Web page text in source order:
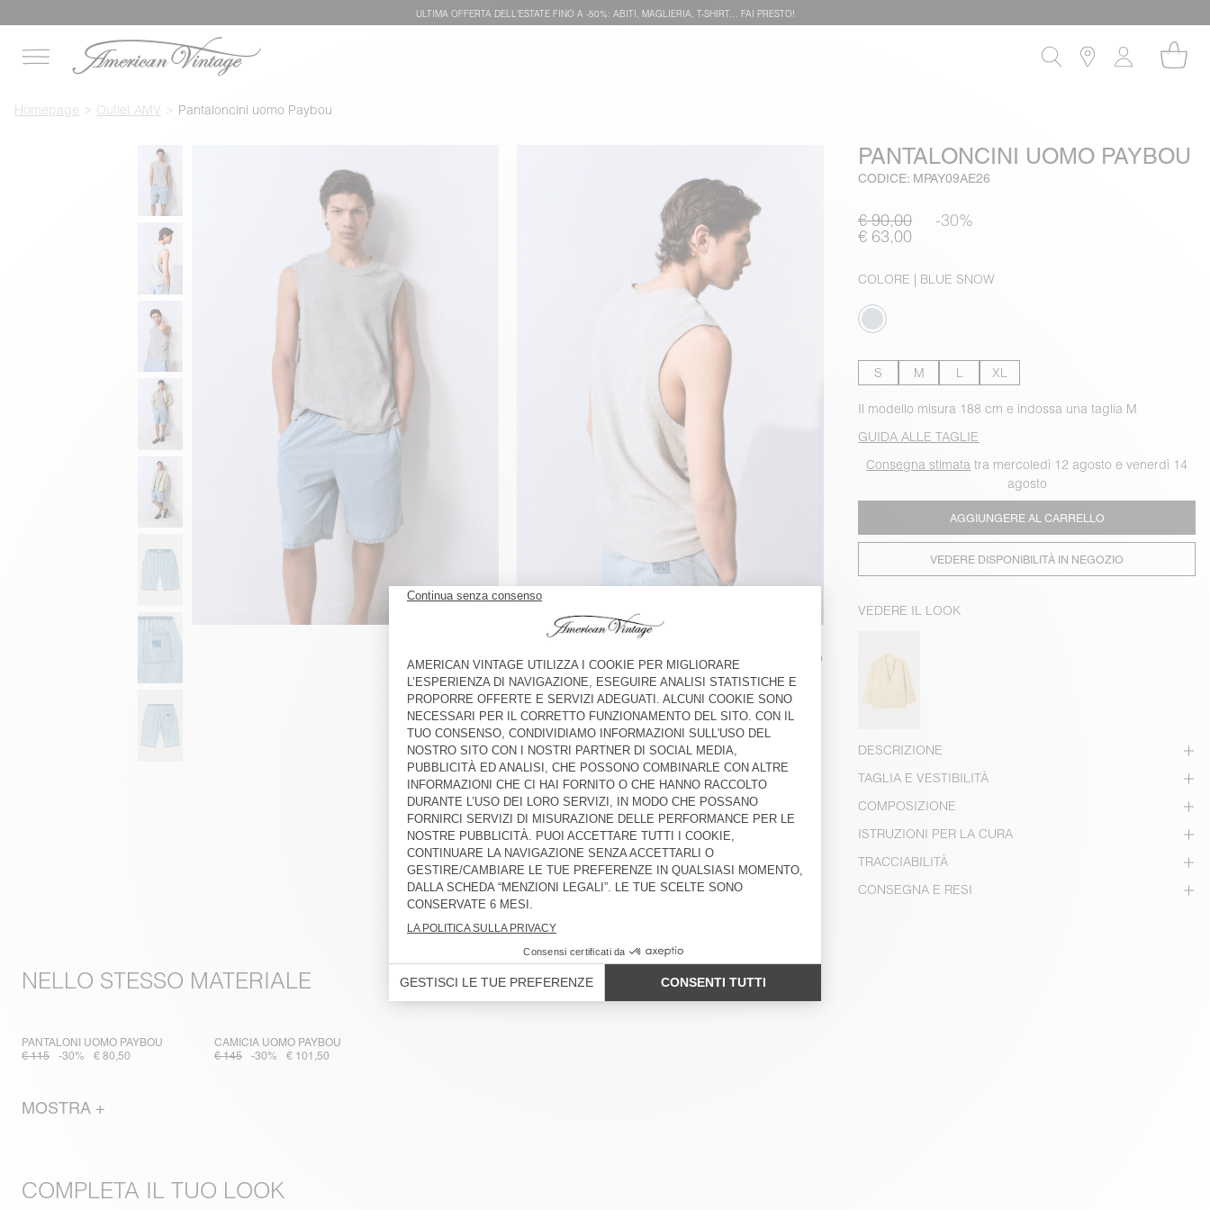
ULTIMA OFFERTA DELL'ESTATE FINO A -50%: ABITI, MAGLIERIA, T-SHIRT… FAI PRESTO!
Homepage Outlet AMV Pantaloncini uomo Paybou
PANTALONCINI UOMO PAYBOU
CODICE: MPAY09AE26
€ 90,00 -30%
€ 63,00
COLORE | BLUE SNOW
S M L XL
Il modello misura 188 cm e indossa una taglia M
GUIDA ALLE TAGLIE
Consegna stimata tra mercoledì 12 agosto e venerdì 14
agosto
AGGIUNGERE AL CARRELLO
VEDERE DISPONIBILITÀ IN NEGOZIO
VEDERE IL LOOK
DESCRIZIONE
TAGLIA E VESTIBILITÀ
COMPOSIZIONE
ISTRUZIONI PER LA CURA
TRACCIABILITÀ
CONSEGNA E RESI
NELLO STESSO MATERIALE
PANTALONI UOMO PAYBOU
€ 115
-30% € 80,50
CAMICIA UOMO PAYBOU
€ 145
-30% € 101,50
MOSTRA +
COMPLETA IL TUO LOOK